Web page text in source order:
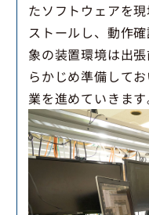
たソフトウェアを
ストールし、動作
象の装置環境は出
らかじめ準備して
業を進めていきます